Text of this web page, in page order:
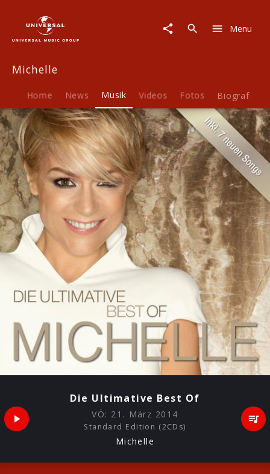
Ultimative
Menu
Michelle
Home News Musik Videos Fotos Biografie
Die Ultimative Best Of
VÖ: 21. März 2014
Standard Edition (2CDs)
Michelle